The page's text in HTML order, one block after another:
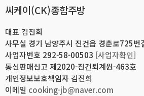
씨케이(CK)종합주방
대표 김진희
사무실 경기 남양주시 진건읍 경춘로725
사업자번호 292-58-00503 [사업자확인]
통신판매신고 제2020-진건퇴계원-463호
개인정보보호책임자 김진희
이메일 cooking-jb@naver.com